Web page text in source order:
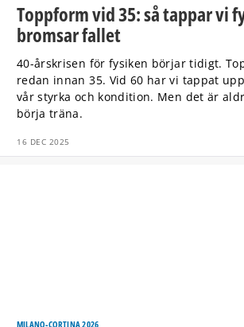
Toppform vid 35: så tappar vi
bromsar fallet
40-årskrisen för fysiken börjar tidigt.
redan innan 35. Vid 60 har vi tappat
vår styrka och kondition. Men det är
börja träna.
16 DEC 2025
MILANO-CORTINA 2026